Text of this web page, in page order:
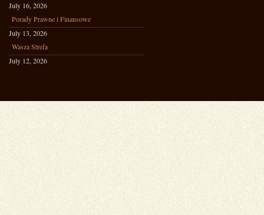
July 16, 2026
Porady Prawne i Finansowe
July 13, 2026
Wasza Strefa
July 12, 2026